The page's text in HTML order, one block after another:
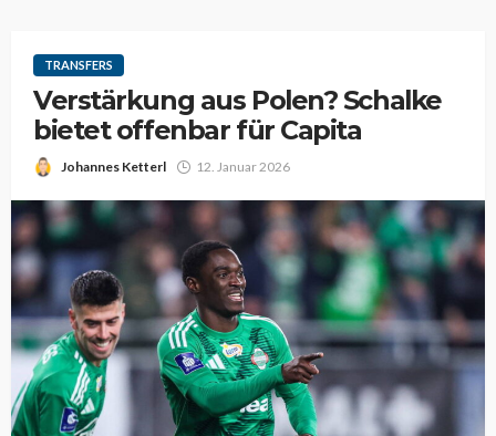
TRANSFERS
Verstärkung aus Polen? Schalke
bietet offenbar für Capita
Johannes Ketterl 12. Januar 2026